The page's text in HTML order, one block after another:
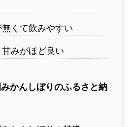
無くて飲みやすい
みがほど良い
かんしぼりのふるさと納